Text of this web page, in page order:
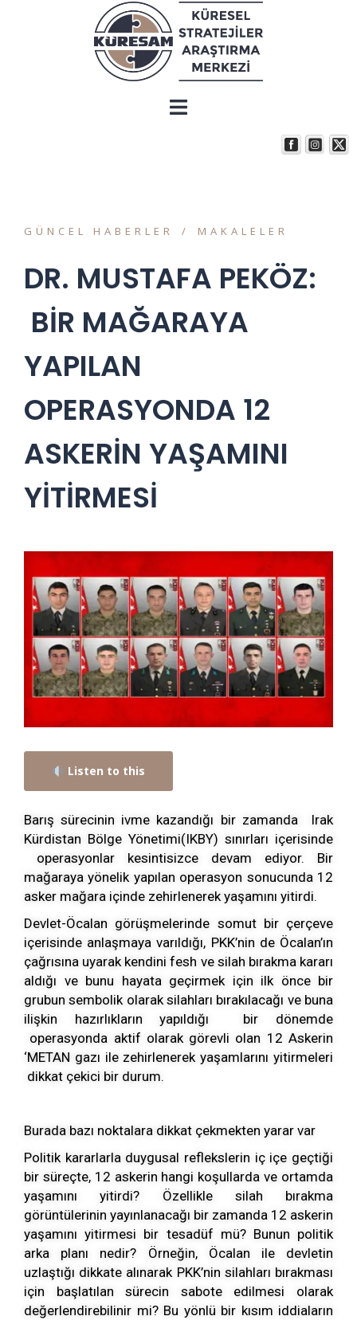
GÜNCEL HABERLER MAKALELER
DR. MUSTAFA PEKÖZ:
BİR MAĞARAYA
YAPILAN
OPERASYONDA 12
ASKERİN YAŞAMINI
YİTİRMESİ
Listen to this
Barış sürecinin ivme kazandığı bir zamanda Irak
Kürdistan Bölge Yönetimi(IKBY) sınırları içerisinde
operasyonlar kesintisizce devam ediyor. Bir
mağaraya yönelik yapılan operasyon sonucunda 12
asker mağara içinde zehirlenerek yaşamını yitirdi.
Devlet-Öcalan görüşmelerinde somut bir çerçeve
içerisinde anlaşmaya varıldığı, PKK’nin de Öcalan’ın
çağrısına uyarak kendini fesh ve silah bırakma kararı
aldığı ve bunu hayata geçirmek için ilk önce bir
grubun sembolik olarak silahları bırakılacağı ve buna
ilişkin hazırlıkların yapıldığı bir dönemde
operasyonda aktif olarak görevli olan 12 Askerin
‘METAN gazı ile zehirlenerek yaşamlarını yitirmeleri
dikkat çekici bir durum.
Burada bazı noktalara dikkat çekmekten yarar var
Politik kararlarla duygusal reflekslerin iç içe geçtiği
bir süreçte, 12 askerin hangi koşullarda ve ortamda
yaşamını yitirdi? Özellikle silah bırakma
görüntülerinin yayınlanacağı bir zamanda 12 askerin
yaşamını yitirmesi bir tesadüf mü? Bunun politik
arka planı nedir? Örneğin, Öcalan ile devletin
uzlaştığı dikkate alınarak PKK’nin silahları bırakması
için başlatılan sürecin sabote edilmesi olarak
değerlendirebilinir mi? Bu yönlü bir kısım iddiaların